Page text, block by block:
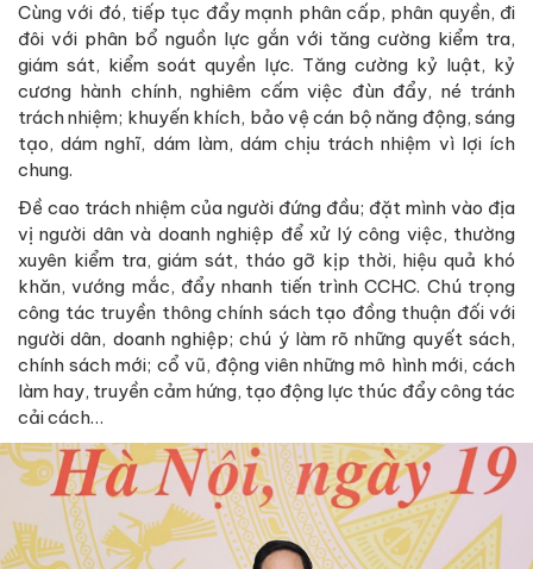
Cùng với đó, tiếp tục đẩy mạnh phân cấp, phân quyền, đi
đôi với phân bổ nguồn lực gắn với tăng cường kiểm tra,
giám sát, kiểm soát quyền lực. Tăng cường kỷ luật, kỷ
cương hành chính, nghiêm cấm việc đùn đẩy, né tránh
trách nhiệm; khuyến khích, bảo vệ cán bộ năng động, sáng
tạo, dám nghĩ, dám làm, dám chịu trách nhiệm vì lợi ích
chung.
Đề cao trách nhiệm của người đứng đầu; đặt mình vào địa
vị người dân và doanh nghiệp để xử lý công việc, thường
xuyên kiểm tra, giám sát, tháo gỡ kịp thời, hiệu quả khó
khăn, vướng mắc, đẩy nhanh tiến trình CCHC. Chú trọng
công tác truyền thông chính sách tạo đồng thuận đối với
người dân, doanh nghiệp; chú ý làm rõ những quyết sách,
chính sách mới; cổ vũ, động viên những mô hình mới, cách
làm hay, truyền cảm hứng, tạo động lực thúc đẩy công tác
cải cách…